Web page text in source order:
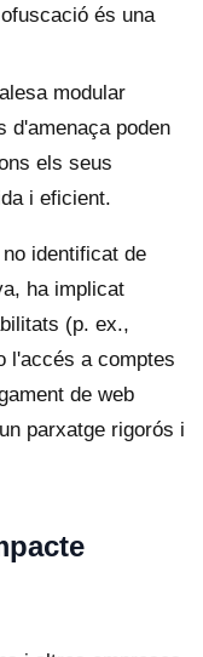
és una
modular
d'amenaça poden
els seus
i eficient.
identificat de
ha implicat
(p. ex.,
l'accés a comptes
de web
parxatge rigorós i